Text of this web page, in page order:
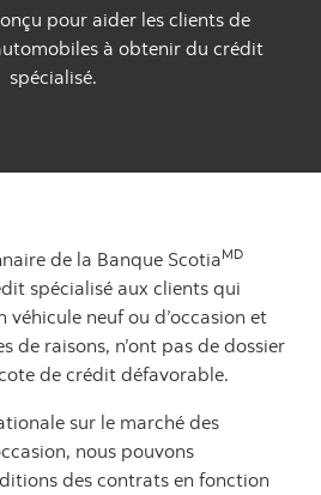
pour aider les clients de
à obtenir du crédit
spécialisé.
de la Banque ScotiaMD
spécialisé aux clients qui
neuf ou d’occasion et
de raisons, n’ont pas de dossier
de crédit défavorable.
sur le marché des
nous pouvons
des contrats en fonction